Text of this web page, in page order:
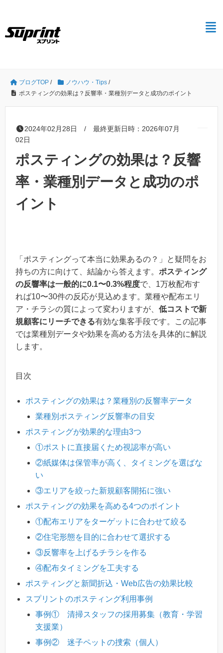
ブログTOP / ノウハウ・Tips /
ポスティングの効果は？反響率・業種別データと成功のポイント
2024年02月28日 / 最終更新日時：2026年07月
02日
ポスティングの効果は？反響
率・業種別データと成功のポ
イント
「ポスティングって本当に効果あるの？」と疑問をお
持ちの方に向けて、結論から答えます。 ポスティング
の反響率は一般的に0.1〜0.3%程度で、1万枚配布す
れば10〜30件の反応が見込めます。業種や配布エリ
ア・チラシの質によって変わりますが、 低コストで新
規顧客にリーチできる有効な集客手段です。この記事
では業種別データや効果を高める方法を具体的に解説
します。
目次
ポスティングの効果は？業種別の反響率データ
業種別ポスティング反響率の目安
ポスティングが効果的な理由3つ
①ポストに直接届くため視認率が高い
②紙媒体は保管率が高く、タイミングを選ばな
い
③エリアを絞った新規顧客開拓に強い
ポスティングの効果を高める4つのポイント
①配布エリアをターゲットに合わせて絞る
②住宅形態を目的に合わせて選択する
③反響率を上げるチラシを作る
④配布タイミングを工夫する
ポスティングと新聞折込・Web広告の効果比較
スプリントのポスティング利用事例
事例① 清掃スタッフの採用募集（教育・学習
支援業）
事例② 迷子ペットの捜索（個人）